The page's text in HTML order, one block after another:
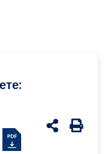
udostępnij